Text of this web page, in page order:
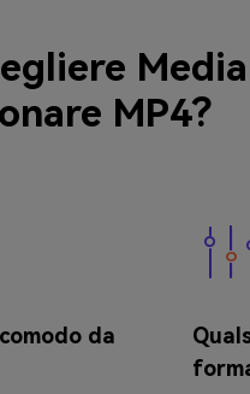
MP4?
da